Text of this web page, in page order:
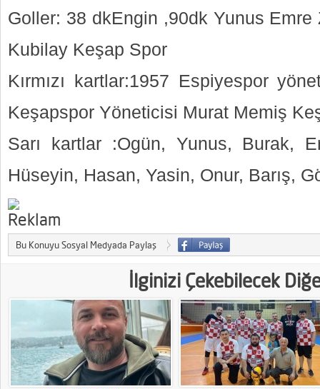
Goller: 38 dkEngin ,90dk Yunus
Kubilay Keşap Spor
Kırmızı kartlar:1957 Espiyespor
Keşapspor Yöneticisi Murat Memiş
Sarı kartlar :Ogün, Yunus, Burak,
Hüseyin, Hasan, Yasin, Onur, Barış,
Bu Konuyu Sosyal Medyada Paylaş
İlginizi Çekebilecek